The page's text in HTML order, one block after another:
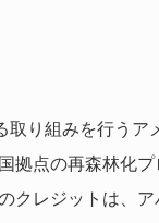
り組みを行う
拠点の再森林化
クレジットは、